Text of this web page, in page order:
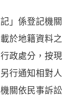
」係登記機關
於地籍資料之
政處分，按現
行通知相對人
關依民事訴訟